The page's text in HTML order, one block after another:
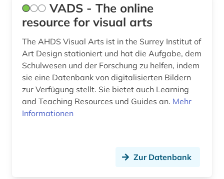
VADS - The online
resource for visual arts
The AHDS Visual Arts ist in the Surrey Institut of
Art Design stationiert und hat die Aufgabe, dem
Schulwesen und der Forschung zu helfen, indem
sie eine Datenbank von digitalisierten Bildern
zur Verfügung stellt. Sie bietet auch Learning
and Teaching Resources und Guides an. Mehr
Informationen
Zur Datenbank